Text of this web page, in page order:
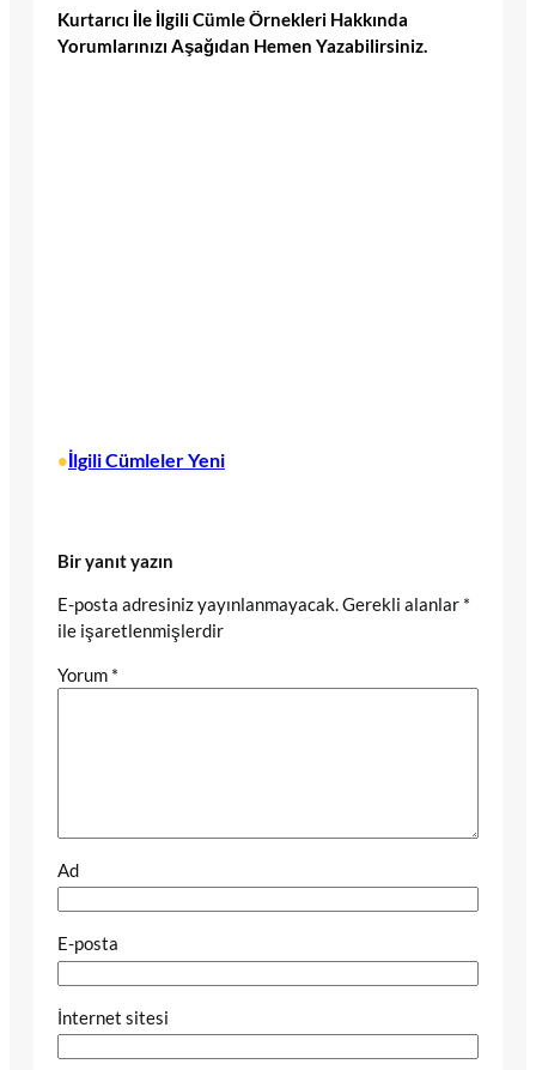
Kurtarıcı İle İlgili Cümle Örnekleri Hakkında
Yorumlarınızı Aşağıdan Hemen Yazabilirsiniz.
•İlgili Cümleler Yeni
Bir yanıt yazın
E-posta adresiniz yayınlanmayacak.Gerekli alanlar *
ile işaretlenmişlerdir
Yorum *
Ad
E-posta
İnternet sitesi